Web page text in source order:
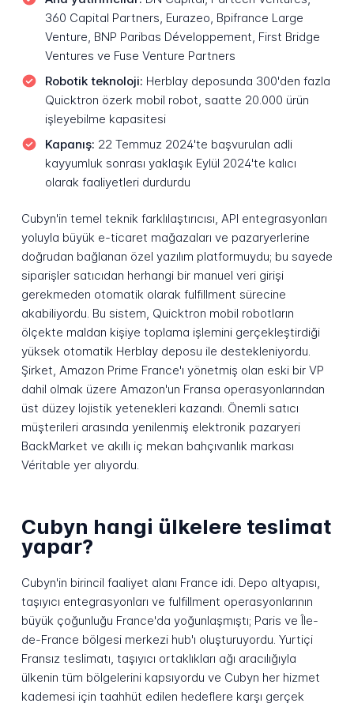
360 Capital Partners, Eurazeo, Bpifrance Large
Venture, BNP Paribas Développement, First Bridge
Ventures ve Fuse Venture Partners
Robotik teknoloji: Herblay deposunda 300'den fazla
Quicktron özerk mobil robot, saatte 20.000 ürün
işleyebilme kapasitesi
Kapanış: 22 Temmuz 2024'te başvurulan adli
kayyumluk sonrası yaklaşık Eylül 2024'te kalıcı
olarak faaliyetleri durdurdu
Cubyn'in temel teknik farklılaştırıcısı, API entegrasyonları
yoluyla büyük e-ticaret mağazaları ve pazaryerlerine
doğrudan bağlanan özel yazılım platformuydu; bu sayede
siparişler satıcıdan herhangi bir manuel veri girişi
gerekmeden otomatik olarak fulfillment sürecine
akabiliyordu. Bu sistem, Quicktron mobil robotların
ölçekte maldan kişiye toplama işlemini gerçekleştirdiği
yüksek otomatik Herblay deposu ile destekleniyordu.
Şirket, Amazon Prime France'ı yönetmiş olan eski bir VP
dahil olmak üzere Amazon'un Fransa operasyonlarından
üst düzey lojistik yetenekleri kazandı. Önemli satıcı
müşterileri arasında yenilenmiş elektronik pazaryeri
BackMarket ve akıllı iç mekan bahçıvanlık markası
Véritable yer alıyordu.
Cubyn hangi ülkelere teslimat
yapar?
Cubyn'in birincil faaliyet alanı France idi. Depo altyapısı,
taşıyıcı entegrasyonları ve fulfillment operasyonlarının
büyük çoğunluğu France'da yoğunlaşmıştı; Paris ve Île-
de-France bölgesi merkezi hub'ı oluşturuyordu. Yurtiçi
Fransız teslimatı, taşıyıcı ortaklıkları ağı aracılığıyla
ülkenin tüm bölgelerini kapsıyordu ve Cubyn her hizmet
kademesi için taahhüt edilen hedeflere karşı gerçek